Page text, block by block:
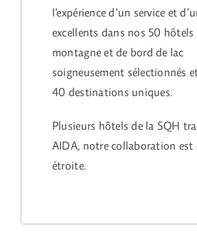
l’expérience d’un service et
excellents dans nos 50 hôtels
montagne et de bord de lac
soigneusement sélectionnés
40 destinations uniques.
Plusieurs hôtels de la SQH
AIDA, notre collaboration est
étroite.